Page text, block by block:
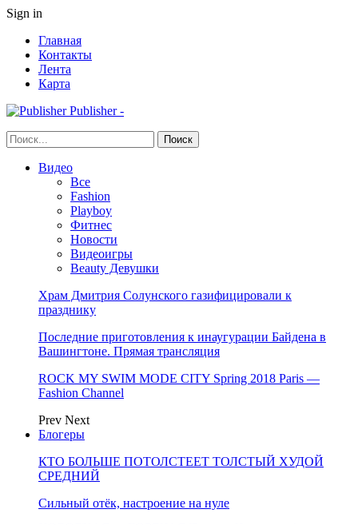
Sign in
Главная
Контакты
Лента
Карта
Publisher -
Видео
Все
Fashion
Playboy
Фитнес
Новости
Видеоигры
Beauty Девушки
Храм Дмитрия Солунского газифицировали к
празднику
Последние приготовления к инаугурации Байдена в
Вашингтоне. Прямая трансляция
ROCK MY SWIM MODE CITY Spring 2018 Paris —
Fashion Channel
Prev Next
Блогеры
КТО БОЛЬШЕ ПОТОЛСТЕЕТ ТОЛСТЫЙ ХУДОЙ
СРЕДНИЙ
Сильный отёк, настроение на нуле